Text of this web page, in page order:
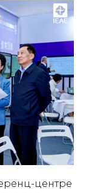
центре